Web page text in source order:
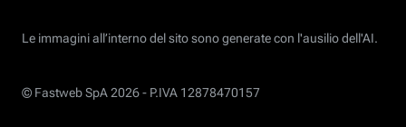
Le immagini all’interno del sito sono generate con l'ausilio dell'AI.
© Fastweb SpA 2026 - P.IVA 12878470157